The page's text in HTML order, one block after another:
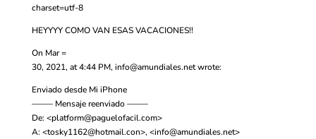
charset=utf-8
HEYYYY COMO VAN ESAS VACACIONES!!
On Mar =
30, 2021, at 4:44 PM, info@amundiales.netwrote:
Enviado desde Mi iPhone
——– Mensaje reenviado ——–
De: <platform@paguelofacil.com>
A: <tosky1162@hotmail.con>, <info@amundiales.net>